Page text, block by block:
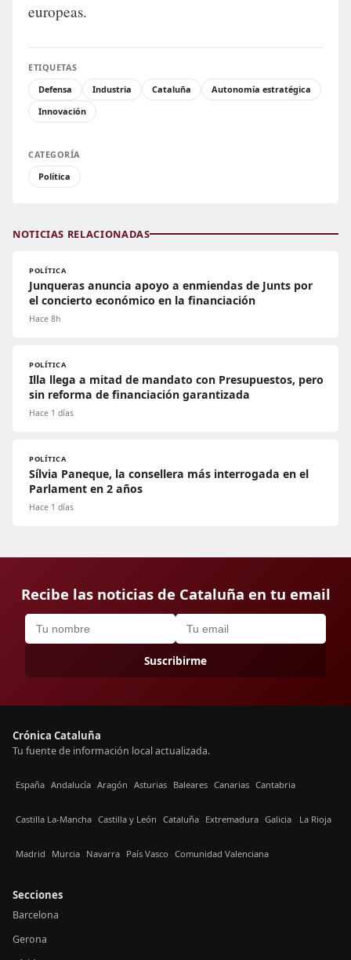
europeas.
ETIQUETAS
Defensa
Industria Cataluña
Autonomía estratégica
Innovación
CATEGORÍA
Política
NOTICIAS RELACIONADAS
POLÍTICA
Junqueras anuncia apoyo a enmiendas de Junts por
el concierto económico en la financiación
Hace 8h
POLÍTICA
Illa llega a mitad de mandato con Presupuestos, pero
sin reforma de financiación garantizada
Hace 1 días
POLÍTICA
Sílvia Paneque, la consellera más interrogada en el
Parlament en 2 años
Hace 1 días
Recibe las noticias de Cataluña en tu email
Suscribirme
Crónica Cataluña
Tu fuente de información local actualizada.
España Andalucía Aragón Asturias Baleares Canarias Cantabria
Castilla La-Mancha Castilla y León Cataluña Extremadura Galicia La Rioja
Madrid Murcia Navarra País Vasco Comunidad Valenciana
Secciones
Barcelona
Gerona